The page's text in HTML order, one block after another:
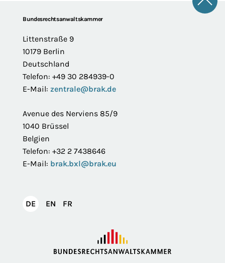
FooterBundesrechtsanwaltskammer
Littenstraße 9
10179 Berlin
Deutschland
Telefon: +49 30 284939-0
E-Mail: zentrale@brak.de
Avenue des Nerviens 85/9
1040 Brüssel
Belgien
Telefon: +32 2 7438646
E-Mail: brak.bxl@brak.eu
DEDeutsch
EN English
FR